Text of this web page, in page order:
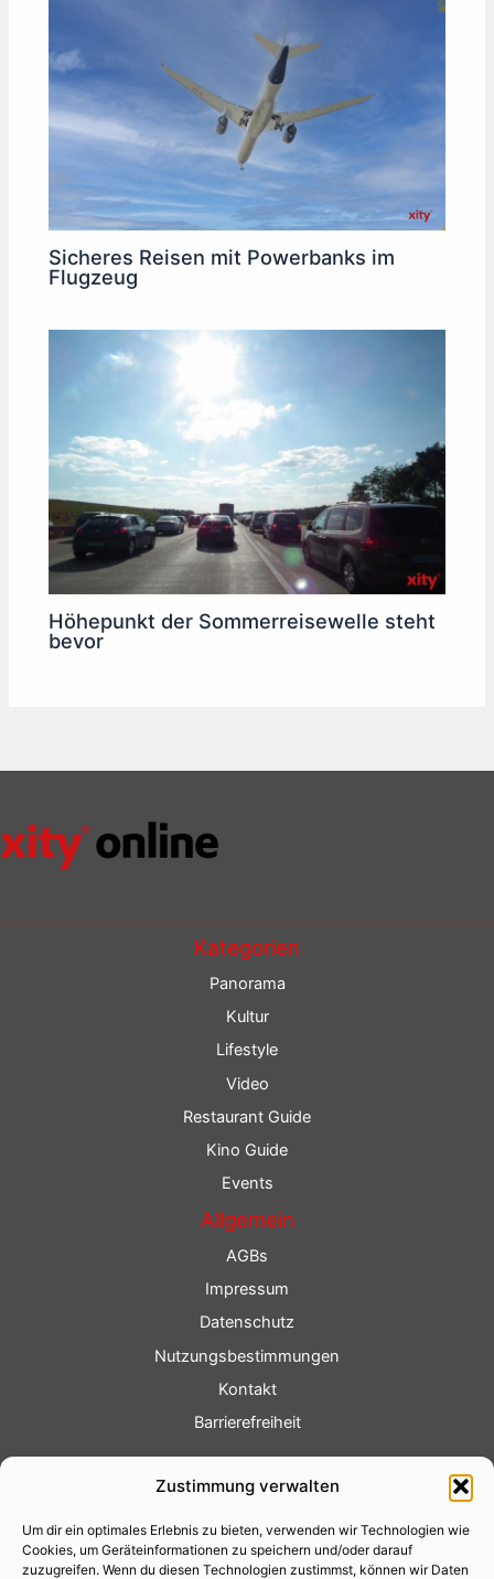
Zustimmung verwalten
Um dir ein optimales Erlebnis zu bieten, verwenden wir Technologien wie
Cookies, um Geräteinformationen zu speichern und/oder darauf
zuzugreifen. Wenn du diesen Technologien zustimmst, können wir Daten
Sicheres Reisen mit Powerbanks im
Flugzeug
Höhepunkt der Sommerreisewelle steht
bevor
Kategorien
Panorama
Kultur
Lifestyle
Video
Restaurant Guide
Kino Guide
Events
Allgemein
AGBs
Impressum
Datenschutz
Nutzungsbestimmungen
Kontakt
Barrierefreiheit
Fotoservice
Videoservice
Werbung